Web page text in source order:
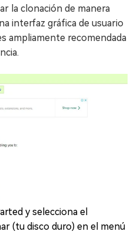
la clonación de manera
interfaz gráfica de usuario
ampliamente recomendada
y selecciona el
(tu disco duro) en el menú